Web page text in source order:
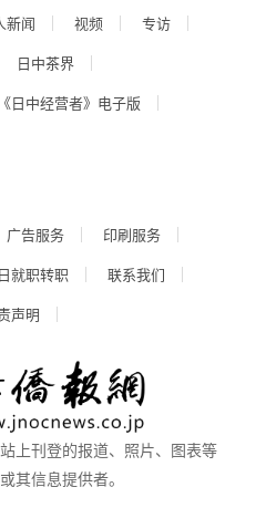
新闻 视频
专访
日中茶界
《日中经营者》电子版
广告服务
印刷服务
就职转职
联系我们
声明
上刊登的报道、照片、图表等
其信息提供者。